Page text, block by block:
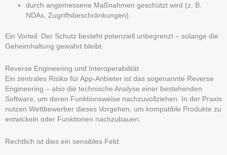
durch angemessene Maßnahmen geschützt wird (z. B.
NDAs, Zugriffsbeschränkungen).
Ein Vorteil: Der Schutz besteht potenziell unbegrenzt – solange die
Geheimhaltung gewahrt bleibt.
Reverse Engineering und Interoperabilität
Ein zentrales Risiko für App-Anbieter ist das sogenannte Reverse
Engineering – also die technische Analyse einer bestehenden
Software, um deren Funktionsweise nachzuvollziehen. In der Praxis
nutzen Wettbewerber dieses Vorgehen, um kompatible Produkte zu
entwickeln oder Funktionen nachzubauen.
Rechtlich ist dies ein sensibles Feld: